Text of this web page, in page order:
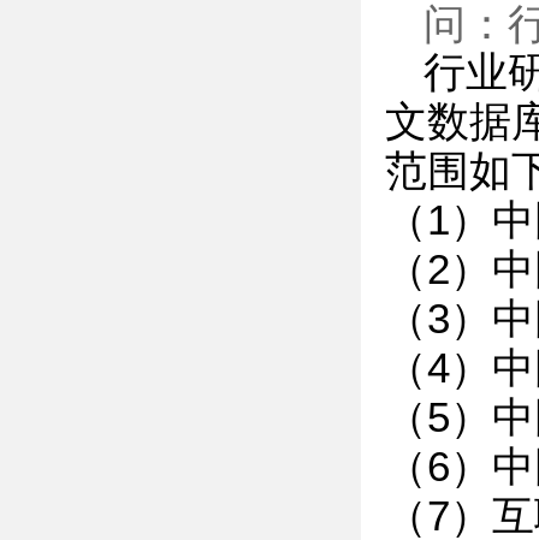
问：
行业
文数据
范围如
（1）
（2）
（3）
（4）
（5）
（6）
（7）